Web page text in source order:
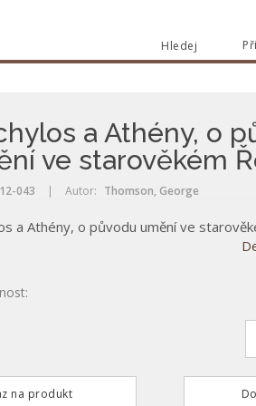
Hledej
a Athény, o
ve starověkém
043 | Autor: Thomson, George
a Athény, o původu umění ve
na produkt